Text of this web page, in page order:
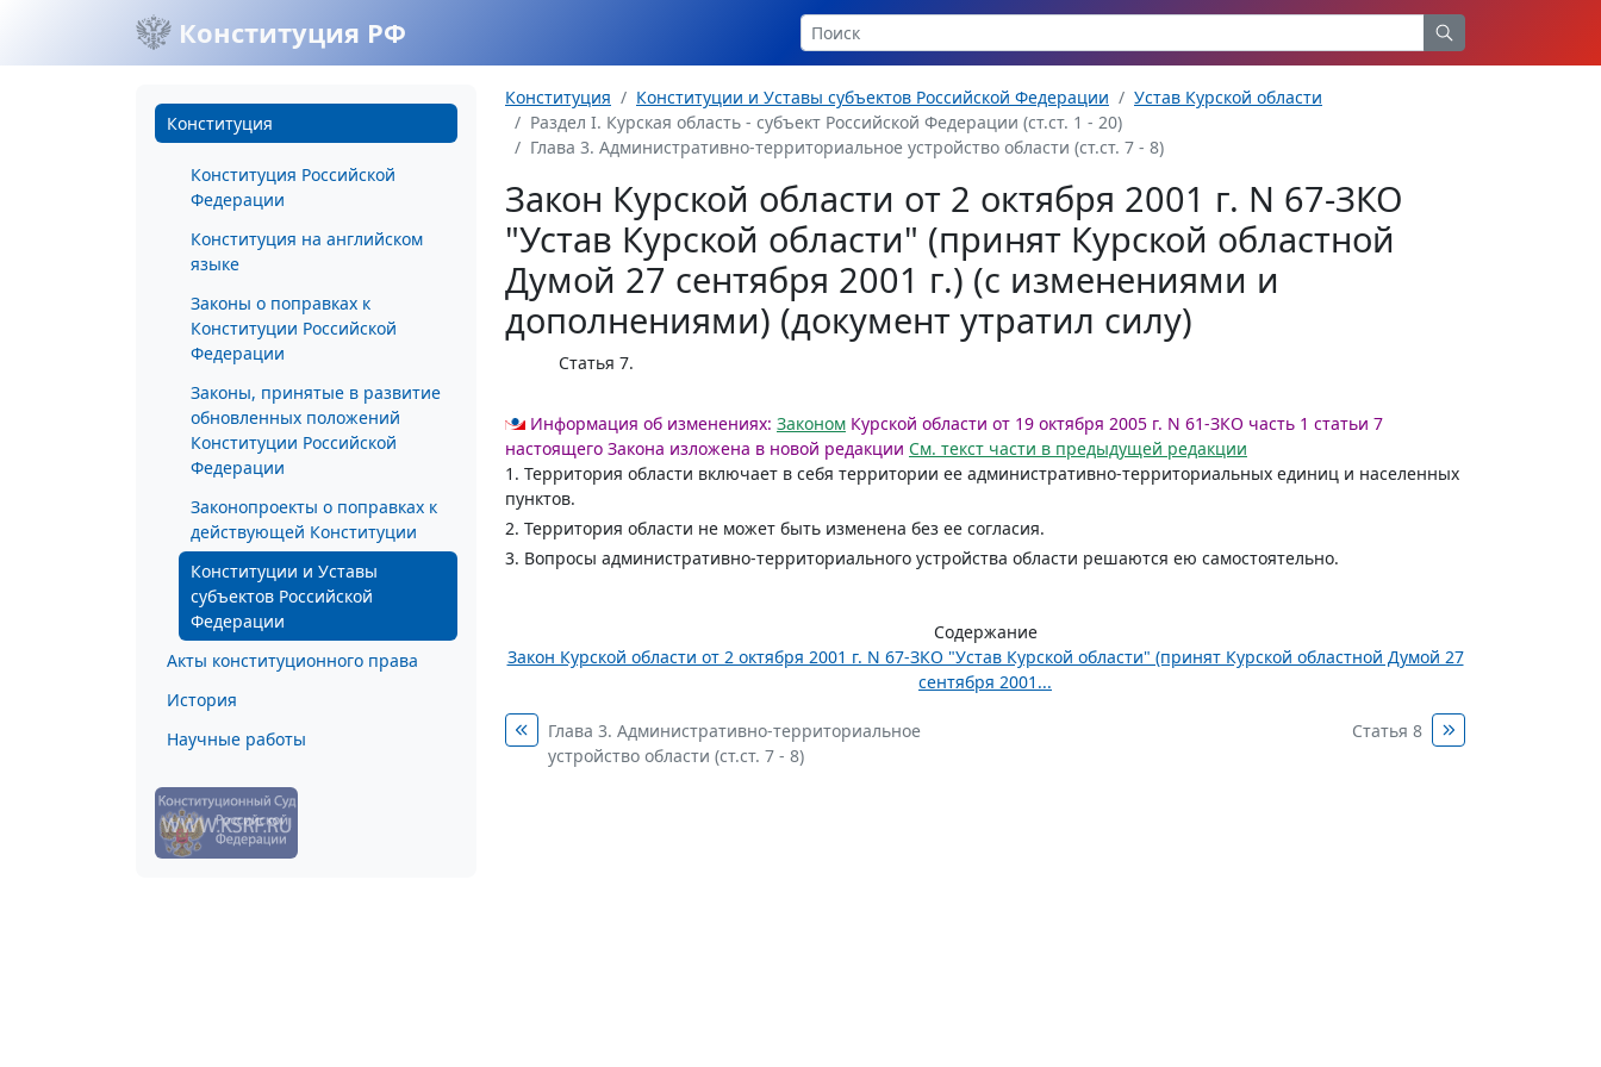
Конституция РФ
Конституция
Конституция Российской
Федерации
Конституция на английском
языке
Законы о поправках к
Конституции Российской
Федерации
Законы, принятые в развитие
обновленных положений
Конституции Российской
Федерации
Законопроекты о поправках к
действующей Конституции
Конституции и Уставы
субъектов Российской
Федерации
Акты конституционного права
История
Научные работы
Конституция Конституции и Уставы субъектов Российской Федерации
Устав Курской области
Раздел I. Курская область - субъект Российской Федерации (ст.ст. 1 - 20)
Глава 3. Административно-территориальное устройство области (ст.ст. 7 - 8)
Закон Курской области от 2 октября 2001 г. N 67-ЗКО
"Устав Курской области" (принят Курской областной
Думой 27 сентября 2001 г.) (с изменениями и
дополнениями) (документ утратил силу)
Статья 7.
Информация об изменениях: Законом Курской области от 19 октября 2005 г. N 61-ЗКО часть 1 статьи 7
настоящего Закона изложена в новой редакции См. текст части в предыдущей редакции
1. Территория области включает в себя территории ее административно-территориальных единиц и населенных
пунктов.
2. Территория области не может быть изменена без ее согласия.
3. Вопросы административно-территориального устройства области решаются ею самостоятельно.
Содержание
Закон Курской области от 2 октября 2001 г. N 67-ЗКО "Устав Курской области" (принят Курской областной Думой 27
сентября 2001...
Глава 3. Административно-территориальное
устройство области (ст.ст. 7 - 8)
Статья 8